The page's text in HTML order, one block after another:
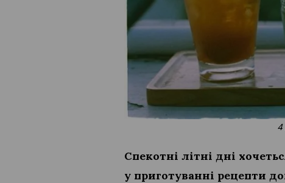
4
Спекотні літні дні
у приготуванні рецепти